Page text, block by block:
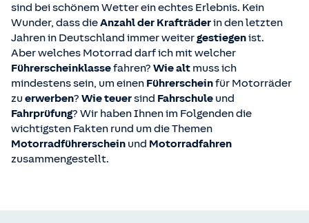
sind bei schönem Wetter ein echtes Erlebnis. Kein
Wunder, dass dieAnzahl der Krafträderin den letzten
Jahren in Deutschland immer weitergestiegenist.
Aber welches Motorrad darf ich mit welcher
Führerscheinklassefahren? Wiealt muss ich
mindestens sein, um einen Führerscheinfür Motorräder
zu erwerben? Wie teuersind Fahrschule und
Fahrprüfung? Wir haben Ihnen im Folgenden die
wichtigsten Fakten rund um die Themen
Motorradführerschein und Motorradfahren
zusammengestellt.